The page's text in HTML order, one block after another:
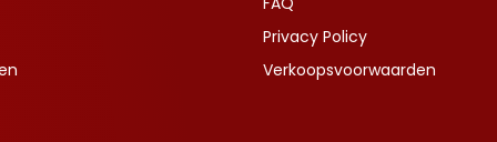
Privacy Policy
Verkoopsvoorwaarden